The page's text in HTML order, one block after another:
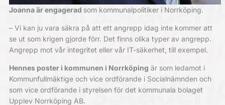
Joanna är engagerad som kommunalpolitiker i Norrköping.
– Vi kan ju vara säkra på att ett angrepp idag inte kommer att
se ut som krigen gjorde förr. Det finns olika typer av angrepp.
Angrepp mot vår integritet eller vår IT-säkerhet, till exempel.
Hennes poster i kommunen i Norrköping är som ledamot i
Kommunfullmäktige och vice ordförande i Socialnämnden och
som vice ordförande i styrelsen för det kommunala bolaget
Upplev Norrköping AB.